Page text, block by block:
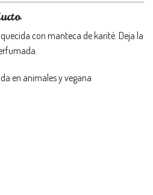
con manteca de karité. Deja la
en animales y vegana